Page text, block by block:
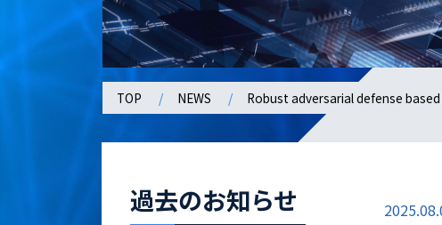
TOP NEWS Robust adversarial defense
過去のお知らせ